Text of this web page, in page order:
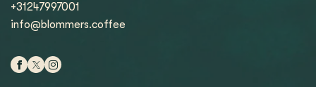
+31247997001
info@blommers.coffee